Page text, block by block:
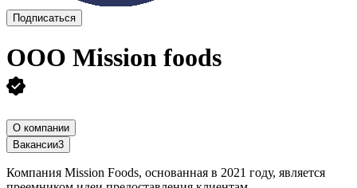
Подписаться
ООО Mission foods
О компании
Вакансии3
Компания Mission Foods, основанная в 2021 году, является